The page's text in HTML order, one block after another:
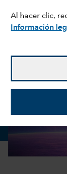
Al hacer clic,
Información